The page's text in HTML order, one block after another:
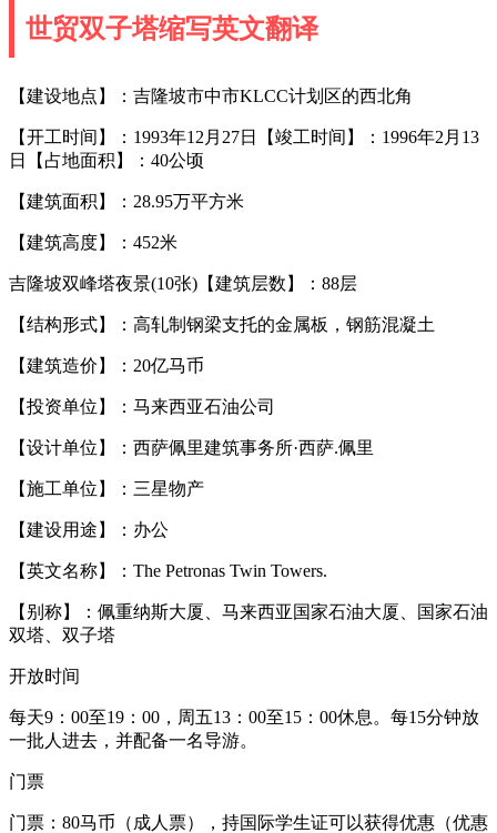
世贸双子塔缩写英文翻译
【建设地点】：吉隆坡市中市KLCC计划区的西北角
【开工时间】：1993年12月27日【竣工时间】：1996年2月13
日【占地面积】：40公顷
【建筑面积】：28.95万平方米
【建筑高度】：452米
吉隆坡双峰塔夜景(10张)【建筑层数】：88层
【结构形式】：高轧制钢梁支托的金属板，钢筋混凝土
【建筑造价】：20亿马币
【投资单位】：马来西亚石油公司
【设计单位】：西萨佩里建筑事务所·西萨.佩里
【施工单位】：三星物产
【建设用途】：办公
【英文名称】：The Petronas Twin Towers.
【别称】：佩重纳斯大厦、马来西亚国家石油大厦、国家石油
双塔、双子塔
开放时间
每天9：00至19：00，周五13：00至15：00休息。每15分钟放
一批人进去，并配备一名导游。
门票
门票：80马币（成人票），持国际学生证可以获得优惠（优惠